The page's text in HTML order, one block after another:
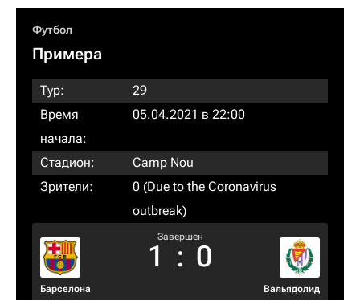
Футбол
Примера
Тур:
29
Время
начала:
05.04.2021 в 22:00
Стадион:
Camp Nou
Зрители:
0 (Due to the Coronavirus
outbreak)
Барселона
Завершен
1 : 0
Вальядолид